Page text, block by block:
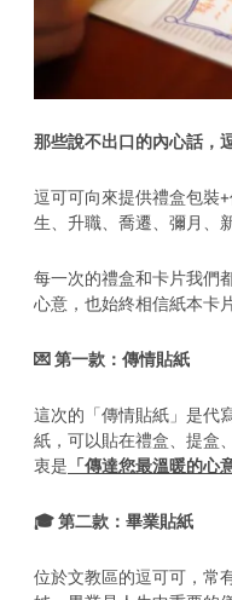
那些說不出口的內心話，
逗可可向來提供禮盒包裝
生、升職、喬遷、彌月、
每一次的禮盒和卡片我們
心意，也始終相信紙本卡
💌 第一款：傳情貼紙
這次的「傳情貼紙」是代
紙，可以貼在禮盒、提盒
衷是 「傳達您最溫暖的心
🎓 第二款：畢業貼紙
位於文教區的逗可可，常